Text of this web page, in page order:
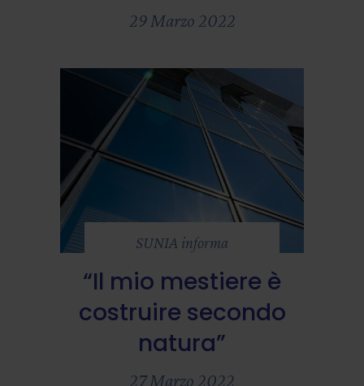
29 Marzo 2022
SUNIA informa
“Il mio mestiere è
costruire secondo
natura”
27 Marzo 2022